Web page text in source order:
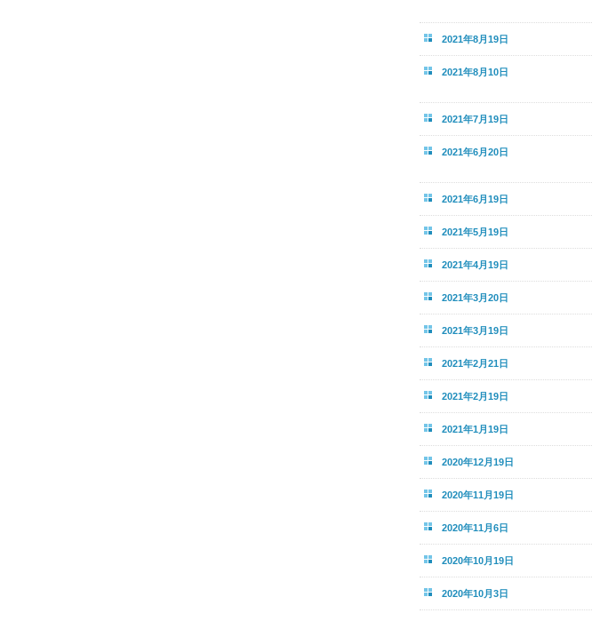
2021年8月19日
2021年8月10日
2021年7月19日
2021年6月20日
2021年6月19日
2021年5月19日
2021年4月19日
2021年3月20日
2021年3月19日
2021年2月21日
2021年2月19日
2021年1月19日
2020年12月19日
2020年11月19日
2020年11月6日
2020年10月19日
2020年10月3日